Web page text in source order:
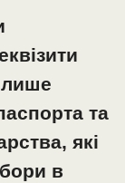
лише
та
які
в